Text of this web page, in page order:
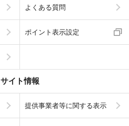
よくある質問
ポイント表示設定
サイト情報
提供事業者等に関する表示